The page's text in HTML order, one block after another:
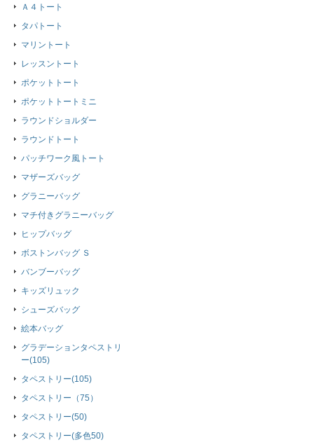
Ａ４トート
タパトート
マリントート
レッスントート
ポケットトート
ポケットトートミニ
ラウンドショルダー
ラウンドトート
パッチワーク風トート
マザーズバッグ
グラニーバッグ
マチ付きグラニーバッグ
ヒップバッグ
ボストンバッグ Ｓ
バンブーバッグ
キッズリュック
シューズバッグ
絵本バッグ
グラデーションタペストリ
ー(105)
タペストリー(105)
タペストリー（75）
タペストリー(50)
タペストリー(多色50)